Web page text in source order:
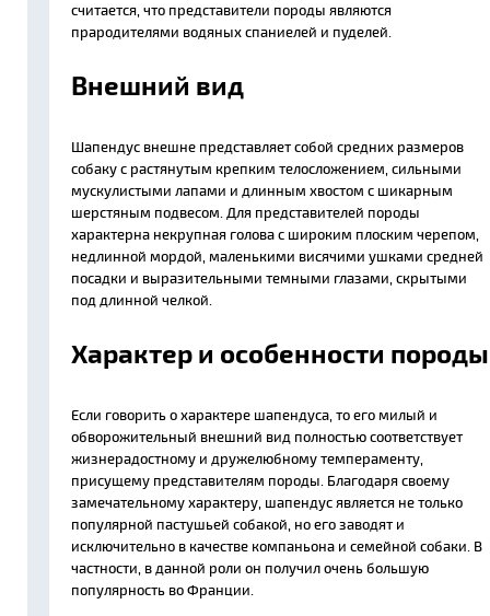
считается, что представители породы являются
прародителями водяных спаниелей и пуделей.
Внешний вид
Шапендус внешне представляет собой средних размеров
собаку с растянутым крепким телосложением, сильными
мускулистыми лапами и длинным хвостом с шикарным
шерстяным подвесом. Для представителей породы
характерна некрупная голова с широким плоским черепом,
недлинной мордой, маленькими висячими ушками средней
посадки и выразительными темными глазами, скрытыми
под длинной челкой.
Характер и особенности породы
Если говорить о характере шапендуса, то его милый и
обворожительный внешний вид полностью соответствует
жизнерадостному и дружелюбному темпераменту,
присущему представителям породы. Благодаря своему
замечательному характеру, шапендус является не только
популярной пастушьей собакой, но его заводят и
исключительно в качестве компаньона и семейной собаки. В
частности, в данной роли он получил очень большую
популярность во Франции.